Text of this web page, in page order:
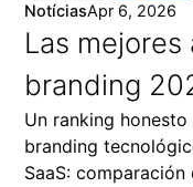
NotíciasApr 6, 2026
Las
branding
Un ranking
branding
SaaS: